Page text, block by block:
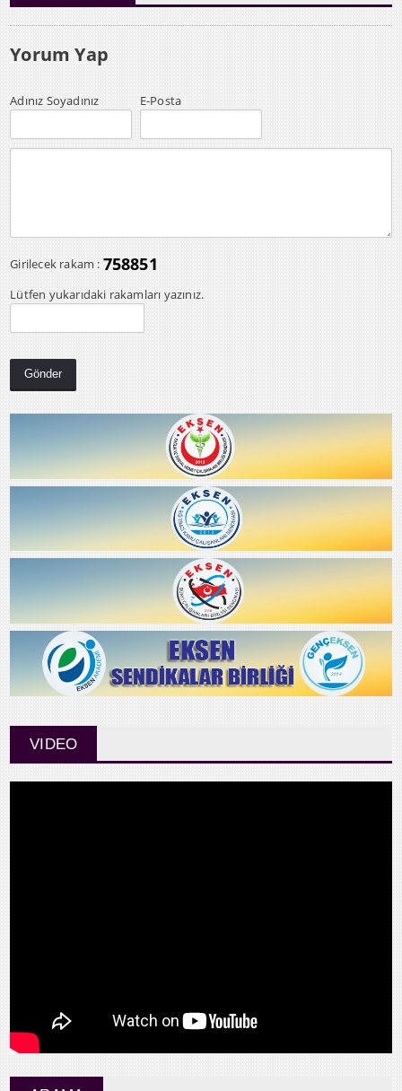
Yorum Yap
Adınız Soyadınız E-Posta
Girilecek rakam : 758851
Lütfen yukarıdaki rakamları yazınız.
VIDEO